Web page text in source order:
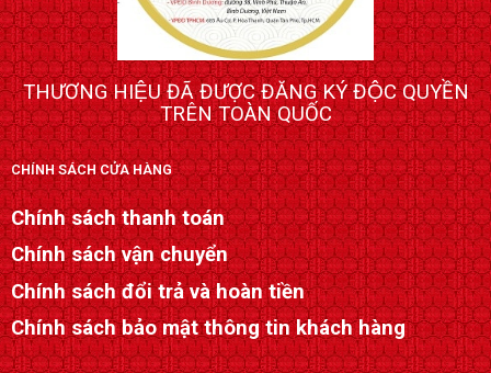
THƯƠNG HIỆU ĐÃ ĐƯỢC ĐĂNG KÝ ĐỘC QUYỀN
TRÊN TOÀN QUỐC
CHÍNH SÁCH CỬA HÀNG
Chính sách thanh toán
Chính sách vận chuyển
Chính sách đổi trả và hoàn tiền
Chính sách bảo mật thông tin khách hàng